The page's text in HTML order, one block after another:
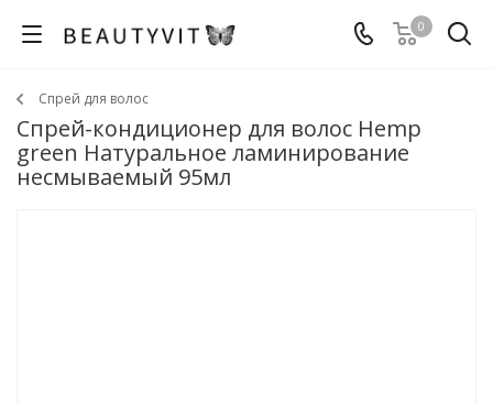
0
Спрей для волос
Спрей-кондиционер для волос Hemp
green Натуральное ламинирование
несмываемый 95мл